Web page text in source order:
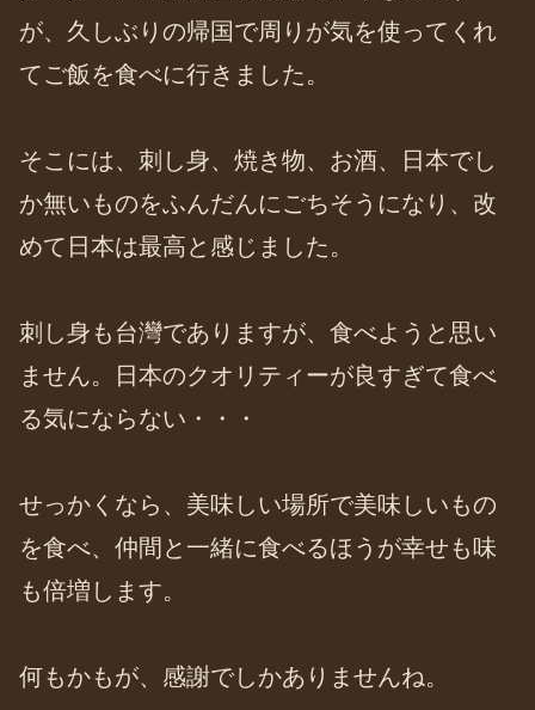
が、久しぶりの帰国で周りが気を使ってくれ
てご飯を食べに行きました。
そこには、刺し身、焼き物、お酒、日本でし
か無いものをふんだんにごちそうになり、改
めて日本は最高と感じました。
刺し身も台灣でありますが、食べようと思い
ません。日本のクオリティーが良すぎて食べ
る気にならない・・・
せっかくなら、美味しい場所で美味しいもの
を食べ、仲間と一緒に食べるほうが幸せも味
も倍増します。
何もかもが、感謝でしかありませんね。